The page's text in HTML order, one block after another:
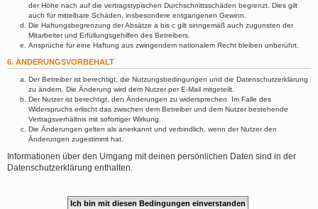
der Höhe nach auf die vertragstypischen Durchschnittsschäden begrenzt. Dies gilt
auch für mittelbare Schäden, insbesondere entgangenen Gewinn.
Die Haftungsbegrenzung der Absätze a bis c gilt sinngemäß auch zugunsten der
Mitarbeiter und Erfüllungsgehilfen des Betreibers.
Ansprüche für eine Haftung aus zwingendem nationalem Recht bleiben unberührt.
6. ÄNDERUNGSVORBEHALT
Der Betreiber ist berechtigt, die Nutzungsbedingungen und die Datenschutzerklärung
zu ändern. Die Änderung wird dem Nutzer per E-Mail mitgeteilt.
Der Nutzer ist berechtigt, den Änderungen zu widersprechen. Im Falle des
Widerspruchs erlischt das zwischen dem Betreiber und dem Nutzer bestehende
Vertragsverhältnis mit sofortiger Wirkung.
Die Änderungen gelten als anerkannt und verbindlich, wenn der Nutzer den
Änderungen zugestimmt hat.
Informationen über den Umgang mit deinen persönlichen Daten sind in der
Datenschutzerklärung enthalten.